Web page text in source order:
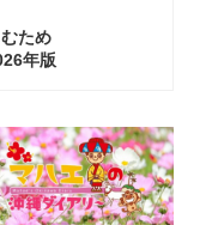
ため
年版